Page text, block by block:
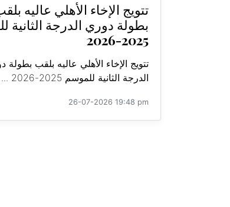
تتويج الإخاء الأهلي عاليه
بطولة دوري الدرجة الثانية
2025-2026
تتويج الإخاء الأهلي عاليه بلقب بطولة
الدرجة الثانية للموسم 2025-2026 ...
26-07-2026 19:48 pm